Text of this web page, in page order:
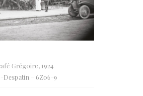
Grégoire, 1924
Despatin – 6Z06-9